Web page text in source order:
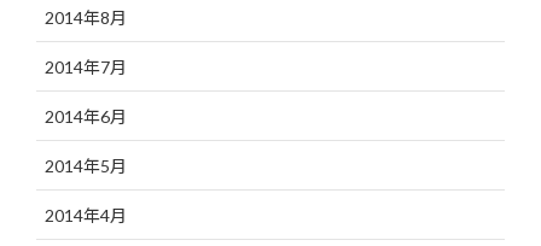
2014年8月
2014年7月
2014年6月
2014年5月
2014年4月